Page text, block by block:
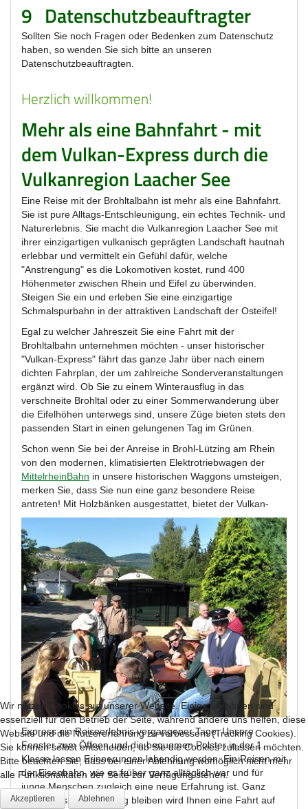
9 Datenschutzbeauftragter
Sollten Sie noch Fragen oder Bedenken zum Datenschutz
haben, so wenden Sie sich bitte an unseren
Datenschutzbeauftragten.
Herzlich willkommen!
Mehr als eine Bahnfahrt - mit
dem Vulkan-Express durch die
Vulkanregion Laacher See
Eine Reise mit der Brohltalbahn ist mehr als eine Bahnfahrt.
Sie ist pure Alltags-Entschleunigung, ein echtes Technik- und
Naturerlebnis. Sie macht die Vulkanregion Laacher See mit
ihrer einzigartigen vulkanisch geprägten Landschaft hautnah
erlebbar und vermittelt ein Gefühl dafür, welche
"Anstrengung" es die Lokomotiven kostet, rund 400
Höhenmeter zwischen Rhein und Eifel zu überwinden.
Steigen Sie ein und erleben Sie eine einzigartige
Schmalspurbahn in der attraktiven Landschaft der Osteifel!
Egal zu welcher Jahreszeit Sie eine Fahrt mit der
Brohltalbahn unternehmen möchten - unser historischer
"Vulkan-Express" fährt das ganze Jahr über nach einem
dichten Fahrplan, der um zahlreiche Sonderveranstaltungen
ergänzt wird. Ob Sie zu einem Winterausflug in das
verschneite Brohltal oder zu einer Sommerwanderung über
die Eifelhöhen unterwegs sind, unsere Züge bieten stets den
passenden Start in einen gelungenen Tag im Grünen.
Schon wenn Sie bei der Anreise in Brohl-Lützing am Rhein
von den modernen, klimatisierten Elektrotriebwagen der
MittelrheinBahn in unsere historischen Waggons umsteigen,
merken Sie, dass Sie nun eine ganz besondere Reise
antreten! Mit Holzbänken ausgestattet, bietet der Vulkan-
Express ein Reiseerlebnis vergangener Tage. Unsere
Fenster zum Öffnen und die bequemen Polster in der 1.
Klasse lassen Erinnerungen lebendig werden. Ein Reisen mit
der Eisenbahn, wie es früher ganz alltäglich war und für
junge Menschen zugleich eine neue Erfahrung ist. Ganz
besonders in Erinnerung bleiben wird Ihnen eine Fahrt auf
Wir nutzen Cookies auf unserer Website. Einige von ihnen sind
essenziell für den Betrieb der Seite, während andere uns helfen, diese
Website und die Nutzererfahrung zu verbessern (Tracking Cookies).
Sie können selbst entscheiden, ob Sie die Cookies zulassen möchten.
Bitte beachten Sie, dass bei einer Ablehnung womöglich nicht mehr
alle Funktionalitäten der Seite zur Verfügung stehen.
Akzeptieren Ablehnen